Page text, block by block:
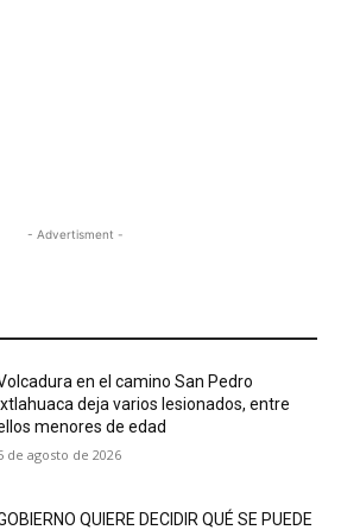
- Advertisment -
en el camino San Pedro
Ixtlahuaca deja varios lesionados, entre
menores de edad
de agosto de 2026
QUIERE DECIDIR QUÉ SE PUEDE